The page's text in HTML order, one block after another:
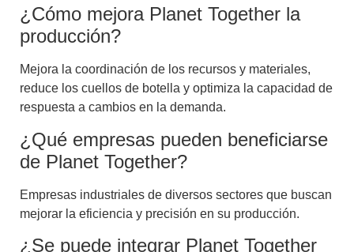
¿Cómo mejora Planet Together la
producción?
Mejora la coordinación de los recursos y materiales,
reduce los cuellos de botella y optimiza la capacidad de
respuesta a cambios en la demanda.
¿Qué empresas pueden beneficiarse
de Planet Together?
Empresas industriales de diversos sectores que buscan
mejorar la eficiencia y precisión en su producción.
¿Se puede integrar Planet Together